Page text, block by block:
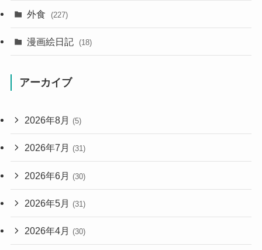
外食 (227)
漫画絵日記 (18)
アーカイブ
2026年8月 (5)
2026年7月 (31)
2026年6月 (30)
2026年5月 (31)
2026年4月 (30)